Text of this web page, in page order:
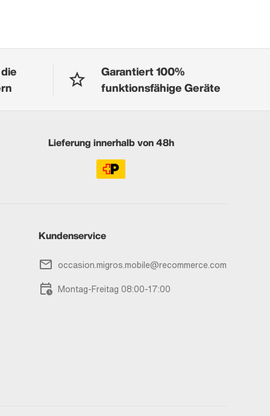
Garantiert 100%
funktionsfähige Geräte
Lieferung innerhalb von 48h
Kundenservice
occasion.migros.mobile@recommerce.com
Montag-Freitag 08:00-17:00